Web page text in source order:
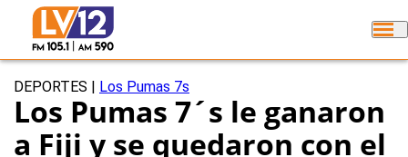
DEPORTES Los Pumas 7s
Los Pumas 7´s le ganaron
a Fiji y se quedaron con el